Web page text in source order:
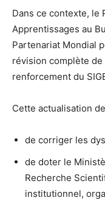
Dans ce contexte, le
Apprentissages au
Partenariat Mondial
révision complète
renforcement du
Cette actualisation
de corriger les
de doter le
Recherche
institutionnel,